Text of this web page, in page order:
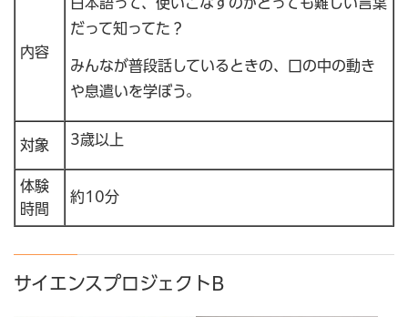
内容
だって知ってた？
みんなが普段話しているときの、口の中の動き
や息遣いを学ぼう。
対象 3歳以上
体験
時間
約10分
サイエンスプロジェクトB